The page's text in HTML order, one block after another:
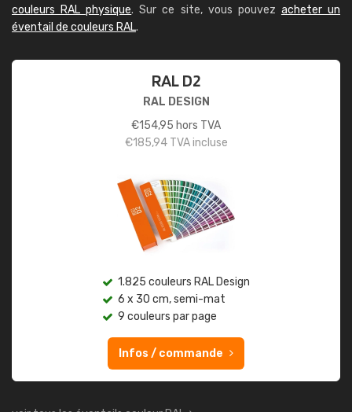
couleurs RAL physique. Sur ce site, vous pouvez acheter un
éventail de couleurs RAL.
RAL D2
RAL DESIGN
€154,95 hors TVA
€185,94TVA incluse
1.825 couleurs RAL Design
6 x 30 cm, semi-mat
9 couleurs par page
Infos / commande